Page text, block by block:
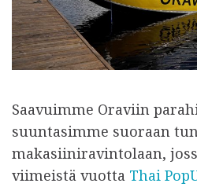
Saavuimme Oraviin
suuntasimme suoraan
makasiiniravintolaan,
viimeistä vuotta Thai